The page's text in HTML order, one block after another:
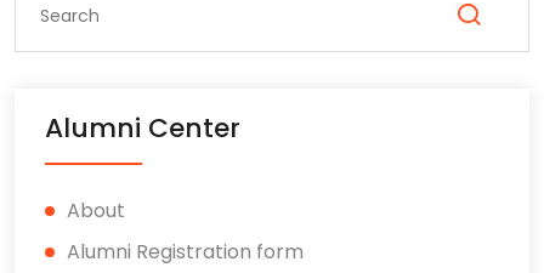
Alumni Center
About
Alumni Registration form